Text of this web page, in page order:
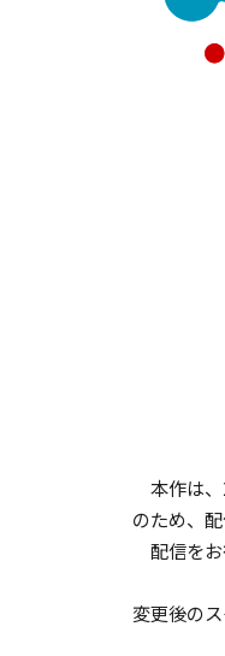
本作は
のため、
配信を
変更後の